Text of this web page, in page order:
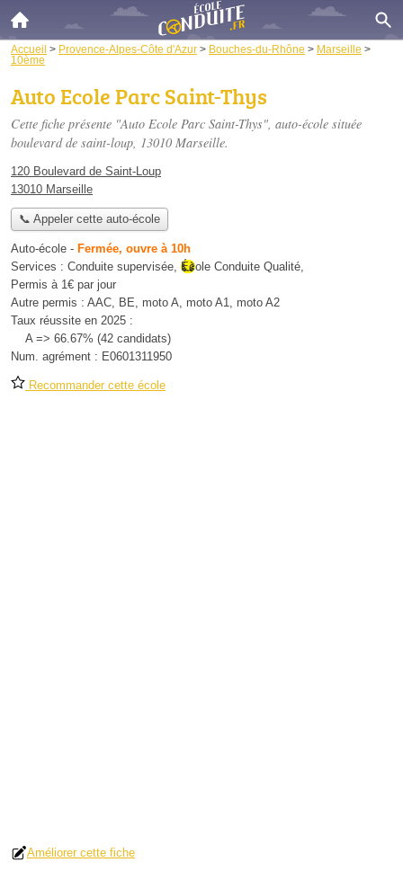
Accueil > Provence-Alpes-Côte d'Azur > Bouches-du-Rhône > Marseille >
10ème
Auto Ecole Parc Saint-Thys
Cette fiche présente "Auto Ecole Parc Saint-Thys", auto-école située
boulevard de saint-loup, 13010 Marseille.
120 Boulevard de Saint-Loup
13010 Marseille
📞 Appeler cette auto-école
Auto-école - Fermée, ouvre à 10h
Services : Conduite supervisée, École Conduite Qualité,
Permis à 1€ par jour
Autre permis : AAC, BE, moto A, moto A1, moto A2
Taux réussite en 2025 :
A => 66.67% (42 candidats)
Num. agrément : E0601311950
Recommander cette école
Améliorer cette fiche